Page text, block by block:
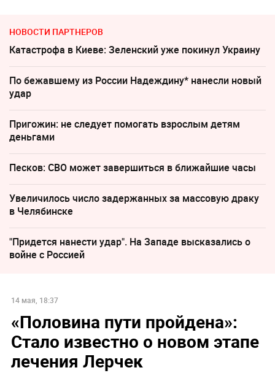
НОВОСТИ ПАРТНЕРОВ
Катастрофа в Киеве: Зеленский уже покинул Украину
По бежавшему из России Надеждину* нанесли новый
удар
Пригожин: не следует помогать взрослым детям
деньгами
Песков: СВО может завершиться в ближайшие часы
Увеличилось число задержанных за массовую драку
в Челябинске
"Придется нанести удар". На Западе высказались о
войне с Россией
14 мая, 18:37
«Половина пути пройдена»:
Стало известно о новом этапе
лечения Лерчек